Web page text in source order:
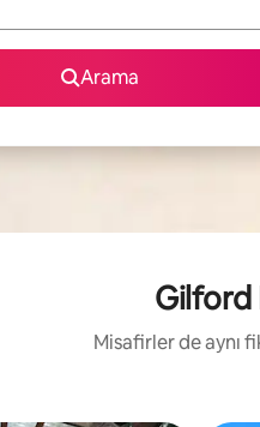
Arama
Gilford
Misafirler de aynı